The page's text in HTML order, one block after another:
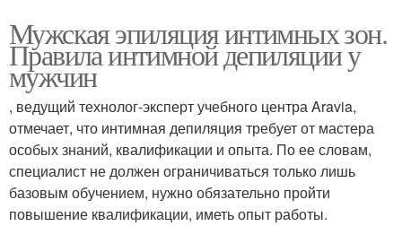
Мужская эпиляция интимных зон.
Правила интимной депиляции у
мужчин
, ведущий технолог-эксперт учебного центра Aravia,
отмечает, что интимная депиляция требует от мастера
особых знаний, квалификации и опыта. По ее словам,
специалист не должен ограничиваться только лишь
базовым обучением, нужно обязательно пройти
повышение квалификации, иметь опыт работы.